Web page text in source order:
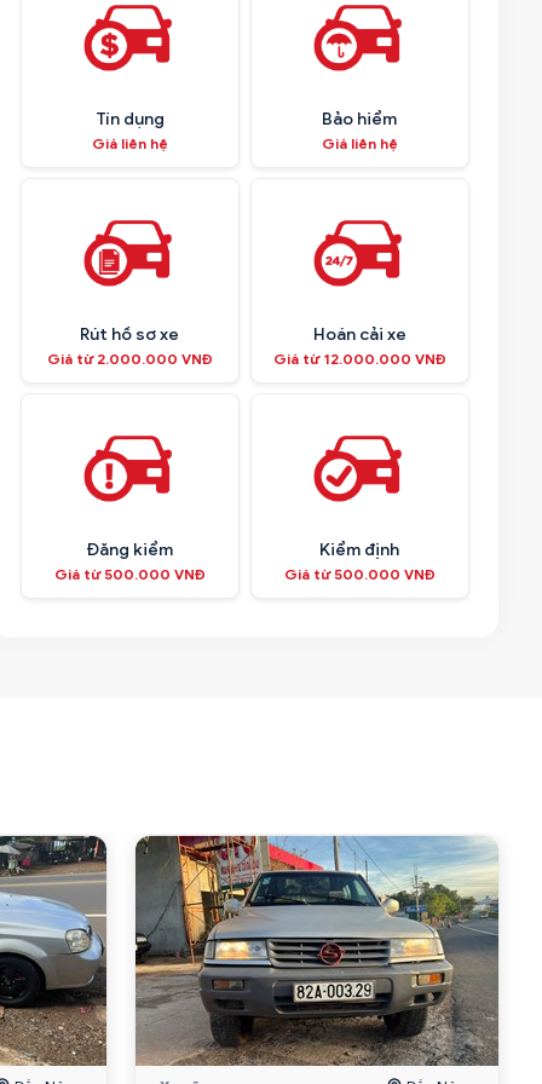
Tín dụng
Giá liên hệ
Bảo hiểm
Giá liên hệ
Rút hồ sơ xe
Giá từ 2.000.000 VNĐ
Hoán cải xe
Giá từ 12.000.000 VNĐ
Đăng kiểm
Giá từ 500.000 VNĐ
Kiểm định
Giá từ 500.000 VNĐ